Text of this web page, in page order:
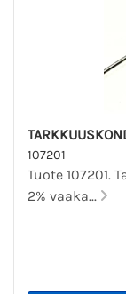
107201
Tuote 107201.
2% vaaka...